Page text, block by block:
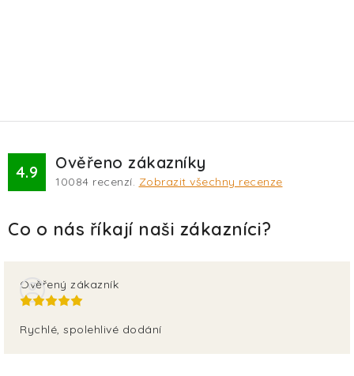
4.9 Ověřeno zákazníky
10084 recenzí. Zobrazit všechny recenze
Ověřený zákazník
Rychlé, spolehlivé dodání